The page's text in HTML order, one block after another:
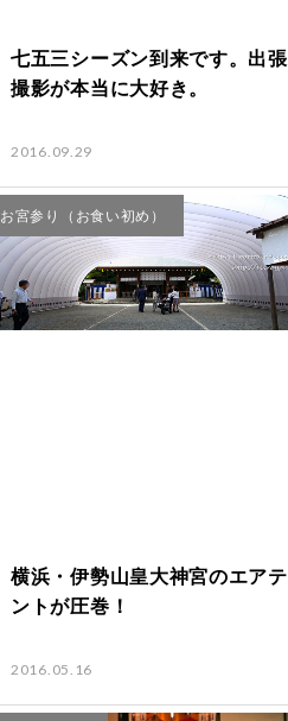
七五三シーズン到来です。出張
撮影が本当に大好き。
2016.09.29
お宮参り（お食い初め）
横浜・伊勢山皇大神宮のエアテ
ントが圧巻！
2016.05.16